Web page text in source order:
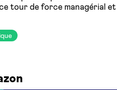
tour de force managérial et